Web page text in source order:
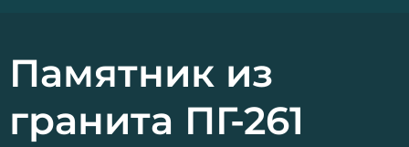
Памятник из
гранита ПГ-261